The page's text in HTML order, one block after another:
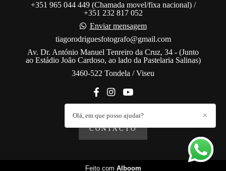
+351 965 044 449 (Chamada movel/fixa nacional) /
+351 232 817 052
Enviar mensagem
tiagorodriguesfotografo@gmail.com
Av. Dr. António Manuel Tenreiro da Cruz, 34 - (Junto
ao Estádio João Cardoso, ao lado da Pastelaria Salinas)
3460-522 Tondela / Viseu
CONTACTO
✕
Olá, em que posso ajudar?
Feito com Alboom